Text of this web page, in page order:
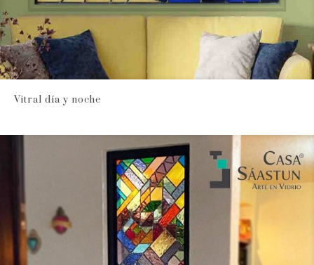
Vitral día y noche